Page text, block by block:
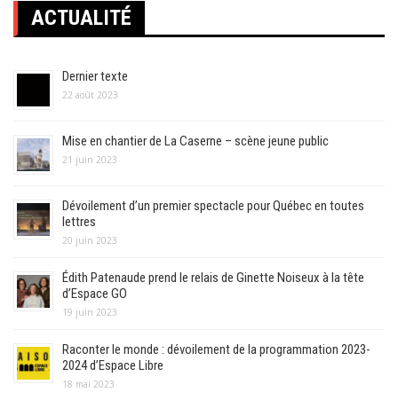
ACTUALITÉ
Dernier texte
22 août 2023
Mise en chantier de La Caserne – scène jeune public
21 juin 2023
Dévoilement d’un premier spectacle pour Québec en toutes
lettres
20 juin 2023
Édith Patenaude prend le relais de Ginette Noiseux à la tête
d’Espace GO
19 juin 2023
Raconter le monde : dévoilement de la programmation 2023-
2024 d’Espace Libre
18 mai 2023